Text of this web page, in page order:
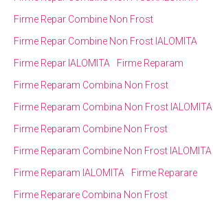
Firme Repar Combine Non Frost
Firme Repar Combine Non Frost IALOMITA
Firme Repar IALOMITA
Firme Reparam
Firme Reparam Combina Non Frost
Firme Reparam Combina Non Frost IALOMITA
Firme Reparam Combine Non Frost
Firme Reparam Combine Non Frost IALOMITA
Firme Reparam IALOMITA
Firme Reparare
Firme Reparare Combina Non Frost